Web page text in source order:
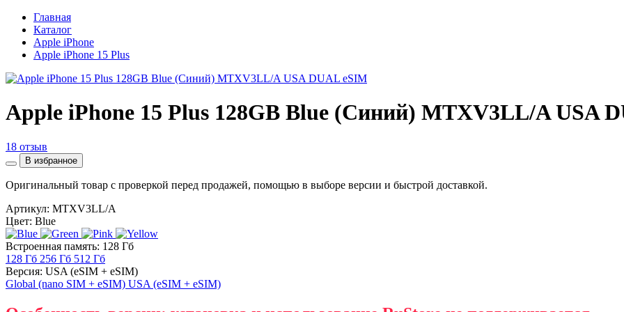
Главная
Каталог
Apple iPhone
Apple iPhone 15 Plus
Apple iPhone 15 Plus 128GB Blue (Синий) MTXV3LL/A USA
18 отзыв
В избранное
Оригинальный товар с проверкой перед продажей, помощью в выборе версии и быстрой доставкой.
Артикул: MTXV3LL/A
Цвет: Blue
Встроенная память: 128 Гб
128 Гб 256 Гб 512 Гб
Версия: USA (eSIM + eSIM)
Global (nano SIM + eSIM) USA (eSIM + eSIM)